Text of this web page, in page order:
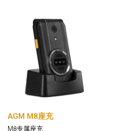
AGM M8座充
M8专属座充